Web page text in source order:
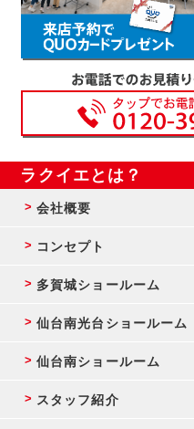
ラクイエとは？
会社概要
コンセプト
多賀城ショールーム
仙台南光台ショールーム
仙台南ショールーム
スタッフ紹介